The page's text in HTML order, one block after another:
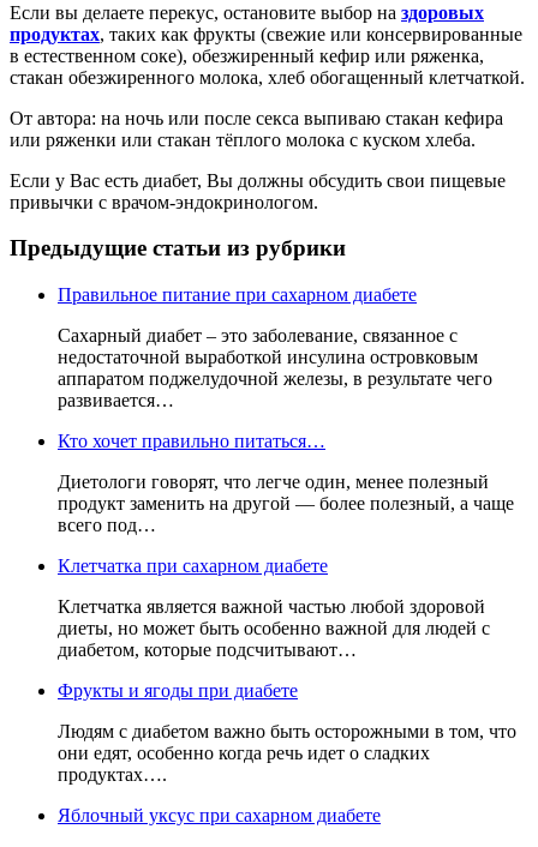
Если вы делаете перекус, остановите выбор на здоровых
продуктах, таких как фрукты (свежие или консервированные
в естественном соке), обезжиренный кефир или ряженка,
стакан обезжиренного молока, хлеб обогащенный клетчаткой.
От автора: на ночь или после секса выпиваю стакан кефира
или ряженки или стакан тёплого молока с куском хлеба.
Если у Вас есть диабет, Вы должны обсудить свои пищевые
привычки с врачом-эндокринологом.
Предыдущие статьи из рубрики
Правильное питание при сахарном диабете
Сахарный диабет – это заболевание, связанное с
недостаточной выработкой инсулина островковым
аппаратом поджелудочной железы, в результате чего
развивается…
Кто хочет правильно питаться…
Диетологи говорят, что легче один, менее полезный
продукт заменить на другой — более полезный, а чаще
всего под…
Клетчатка при сахарном диабете
Клетчатка является важной частью любой здоровой
диеты, но может быть особенно важной для людей с
диабетом, которые подсчитывают…
Фрукты и ягоды при диабете
Людям с диабетом важно быть осторожными в том, что
они едят, особенно когда речь идет о сладких
продуктах….
Яблочный уксус при сахарном диабете